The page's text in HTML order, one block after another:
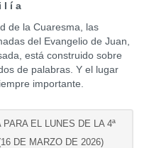
l í a
de la Cuaresma, las
del Evangelio de Juan,
está construido sobre
de palabras. Y el lugar
importante.
EL LUNES DE LA 4ª
DE MARZO DE 2026)